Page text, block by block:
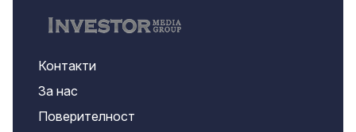
Контакти
За нас
Поверителност